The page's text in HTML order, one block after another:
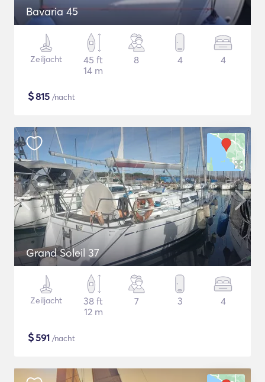
Bavaria 45
Zeiljacht
45 ft
14 m
8 4 4
$815 /nacht
Grand Soleil 37
Zeiljacht
38 ft
12 m
7 3 4
$591 /nacht